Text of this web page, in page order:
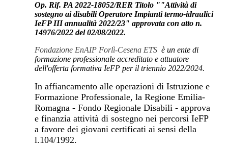
Op. Rif. PA 2022-18052/RER Titolo ""Attività di
sostegno ai disabili Operatore Impianti termo-idraulici
IeFP III annualità 2022/23" approvata con atto n.
14976/2022 del 02/08/2022.
Fondazione EnAIP Forlì-Cesena ETS è un ente di
formazione professionale accreditato e attuatore
dell'offerta formativa IeFP per il triennio 2022/2024.
In affiancamento alle operazioni di Istruzione e
Formazione Professionale, la Regione Emilia-
Romagna - Fondo Regionale Disabili - approva
e finanzia attività di sostegno nei percorsi IeFP
a favore dei giovani certificati ai sensi della
l.104/1992.